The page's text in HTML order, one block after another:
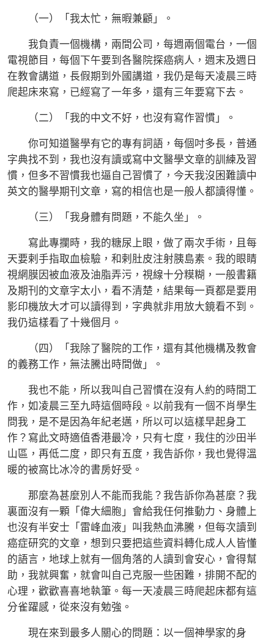
（一）「我太忙，無暇兼顧」。
我負責一個機構，兩間公司，每週兩個電台，一個
電視節目，每個下午要到各醫院探癌病人，週末及週日
在教會講道，長假期到外國講道，我仍是每天凌晨三時
爬起床來寫，已經寫了一年多，還有三年要寫下去。
（二）「我的中文不好，也沒有寫作習慣」。
你可知道醫學有它的專有詞語，每個吋多長，普通
字典找不到，我也沒有讀或寫中文醫學文章的訓練及習
慣，但多不習慣我也逼自己習慣了，今天我沒困難讀中
英文的醫學期刊文章，寫的相信也是一般人都讀得懂。
（三）「我身體有問題，不能久坐」。
寫此專攔時，我的糖尿上眼，做了兩次手術，且每
天要剌手指取血檢驗，和剌肚皮注射胰島素。我的眼睛
視網膜因被血液及油脂弄污，視線十分糢糊，一般書籍
及期刊的文章字太小，看不清楚，結果每一頁都是要用
影印機放大才可以讀得到，字典就非用放大鏡看不到。
我仍這樣看了十幾個月。
（四）「我除了醫院的工作，還有其他機構及教會
的義務工作，無法騰出時間做」。
我也不能，所以我叫自己習慣在沒有人約的時間工
作，如凌晨三至九時這個時段。以前我有一個不肖學生
問我，是不是因為年紀老邁，所以可以這樣早起身工
作？寫此文時適值香港最冷，只有七度，我住的沙田半
山區，再低二度，即只有五度，我告訴你，我也覺得溫
暖的被窩比冰冷的書房好受。
那麼為甚麼別人不能而我能？我告訴你為甚麼？我
裏面沒有一顆「偉大細胞」會給我任何推動力、身體上
也沒有半安士「雷峰血液」叫我熱血沸騰，但每次讀到
癌症研究的文章，想到只要把這些資料轉化成人人皆懂
的語言，地球上就有一個角落的人讀到會安心，會得幫
助，我就興奮，就會叫自己克服一些困難，排開不配的
心理，歡歡喜喜地執筆。每一天凌晨三時爬起床都有這
分雀躍感，從來沒有勉強。
現在來到最多人關心的問題：以一個神學家的身